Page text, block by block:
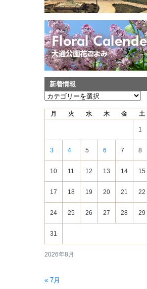
新着情報
新
2026年8月
月 火 水 木 金 土
1
3 4 5 6 7 8
10 11 12 13 14 15
17 18 19 20 21 22
24 25 26 27 28 29
31
« 7月